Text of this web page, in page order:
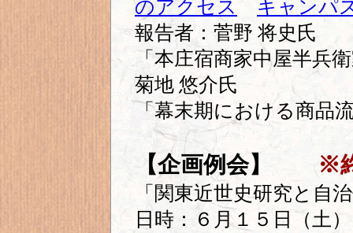
のアクセス
キャンパ
報告者：菅野 将史氏
「本庄宿商家中屋半兵
菊地 悠介氏
「幕末期における商品
【企画例会】 ※
「関東近世史研究と自
日時：６月１５日（土